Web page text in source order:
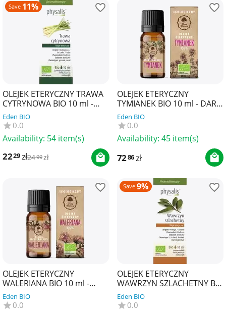
Save 11%
OLEJEK ETERYCZNY TRAWA
CYTRYNOWA BIO 10 ml -
PHYSALIS
Eden BIO
0.0
Availability: 54 item(s)
2229zł2499zł
OLEJEK ETERYCZNY
TYMIANEK BIO 10 ml - DARY
NATURY
Eden BIO
0.0
Availability: 45 item(s)
7286zł
OLEJEK ETERYCZNY
WALERIANA BIO 10 ml -
DARY NATURY
Eden BIO
0.0
Save 9%
OLEJEK ETERYCZNY
WAWRZYN SZLACHETNY BIO
10 ml - PHYSALIS
Eden BIO
0.0